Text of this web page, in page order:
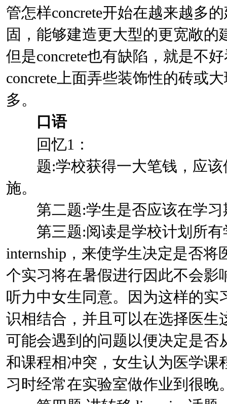
管怎样concrete开始在越来越多
固，能够建造更大型的更宽敞
但是concrete也有缺陷，就是不
concrete上面弄些装饰性的砖或
多。
口语
回忆1：
题:学校获得一大笔钱，应该
施。
第二题:学生是否应该在学习
第三题:阅读是学校计划所有
internship，来使学生决定是否
个实习将在暑假进行因此不会影
听力中女生同意。因为这样的实
识相结合，并且可以在选择医生
可能会遇到的问题以便决定是否
和课程相冲突，女生认为医学课
习时经常在实验室做作业到很晚